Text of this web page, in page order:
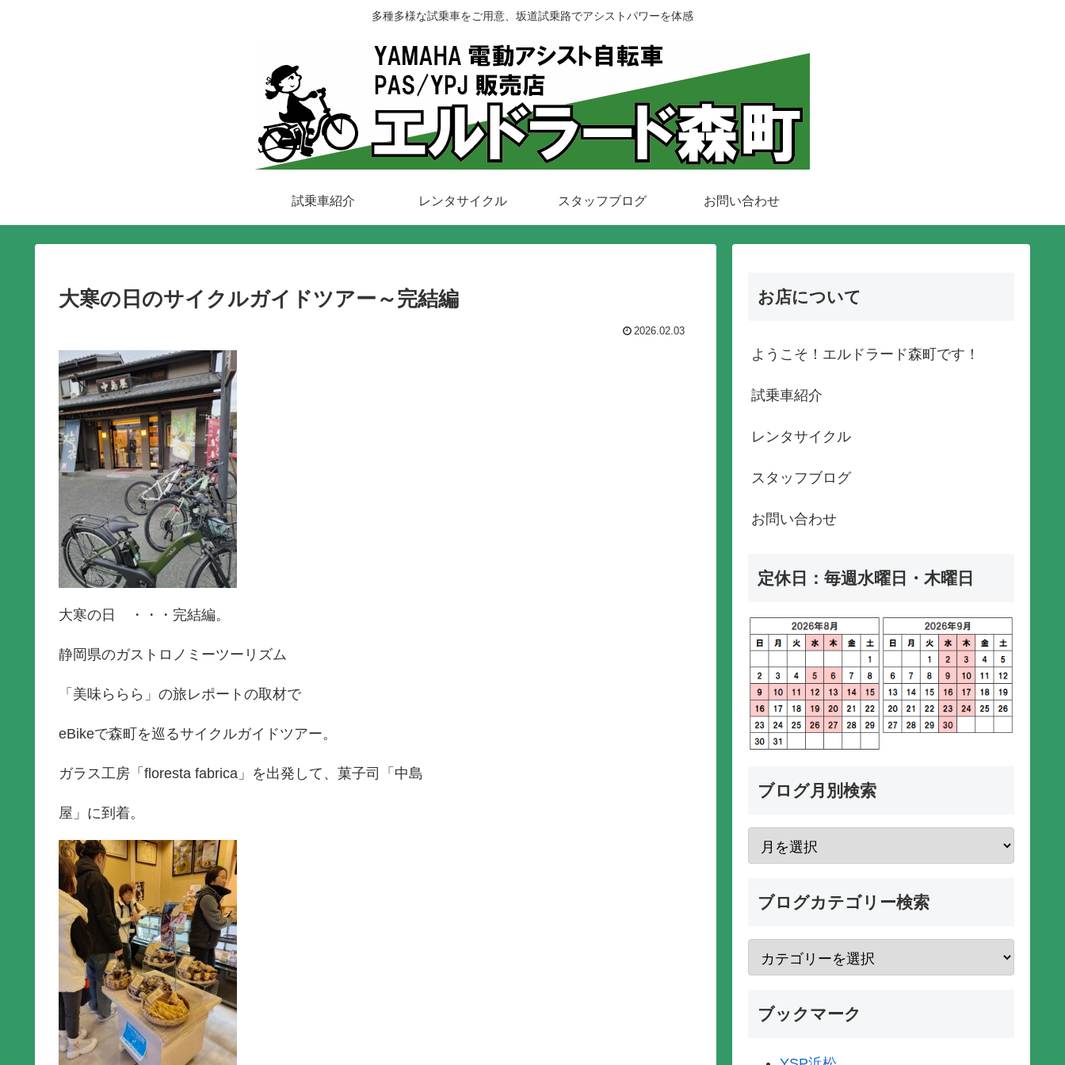
多種多様な試乗車をご用意、坂道試乗路でアシストパワーを体感
試乗車紹介 レンタサイクル スタッフブログ お問い合わせ
大寒の日のサイクルガイドツアー～完結編
2026.02.03
大寒の日 ・・・完結編。
静岡県のガストロノミーツーリズム
「美味ららら」の旅レポートの取材で
eBikeで森町を巡るサイクルガイドツアー。
ガラス工房「floresta fabrica」を出発して、菓子司「中島
屋」に到着。
お店について
ようこそ！エルドラード森町です！
試乗車紹介
レンタサイクル
スタッフブログ
お問い合わせ
定休日：毎週水曜日・木曜日
ブログ月別検索
ブログカテゴリー検索
ブックマーク